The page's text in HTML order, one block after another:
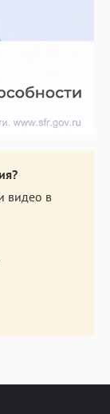
видео в